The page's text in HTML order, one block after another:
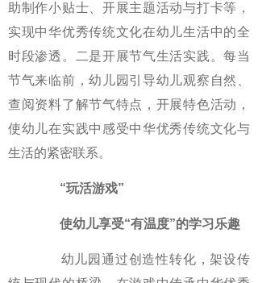
助制作小贴士、开展主题活动与打卡等，
实现中华优秀传统文化在幼儿生活中的全
时段渗透。二是开展节气生活实践。每当
节气来临前，幼儿园引导幼儿观察自然、
查阅资料了解节气特点，开展特色活动，
使幼儿在实践中感受中华优秀传统文化与
生活的紧密联系。
“玩活游戏”
使幼儿享受“有温度”的学习乐趣
幼儿园通过创造性转化，架设传